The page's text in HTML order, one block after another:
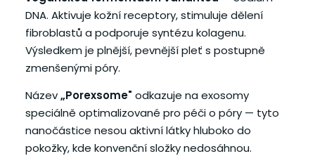
DNA. Aktivuje kožní receptory, stimuluje dělení
fibroblastů a podporuje syntézu kolagenu.
Výsledkem je plnější, pevnější pleť s postupně
zmenšenými póry.
Název„Porexsome" odkazuje na exosomy
speciálně optimalizované pro péči o póry — tyto
nanočástice nesou aktivní látky hluboko do
pokožky, kde konvenční složky nedosáhnou.